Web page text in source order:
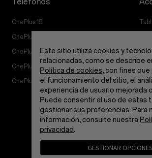
Teléfonos
OnePlus 15
OnePlus 15R
OnePlus 13
OnePlus Nord 5
OnePlus Nord CE5
Este sitio utiliza cookies y
relacionadas, como se describe
Política de cookies, con fines
el funcionamiento del sitio, el
experiencia de usuario mejorada
Puede consentir el uso de estas
gestionar sus preferencias. Para
información, consulte nuestra
privacidad.
GESTIONAR OPCIONES